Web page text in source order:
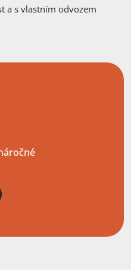
a s vlastním odvozem